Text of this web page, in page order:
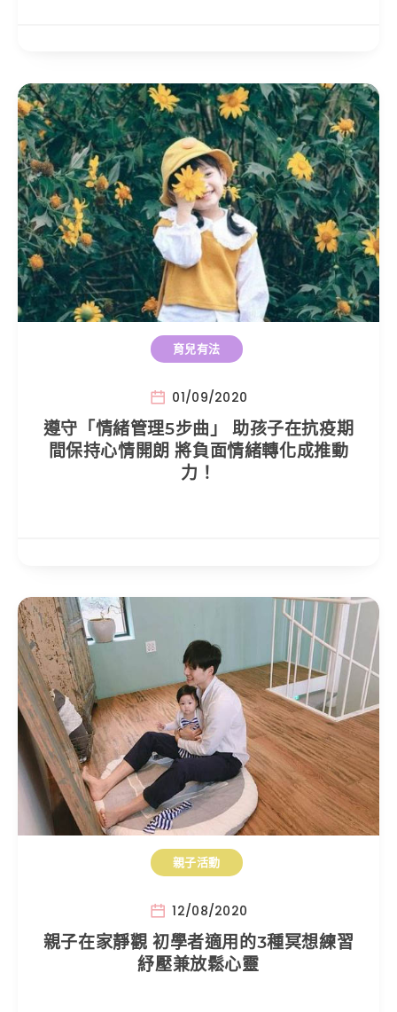
育兒有法
01/09/2020
遵守「情緒管理5步曲」 助孩子在抗疫期
間保持心情開朗 將負面情緒轉化成推動
力！
親子活動
12/08/2020
親子在家靜觀 初學者適用的3種冥想練習
紓壓兼放鬆心靈